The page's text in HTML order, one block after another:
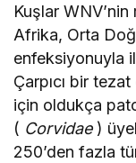
Kuşlar WNV’nin
Afrika, Orta
enfeksiyonuyla
Çarpıcı bir
için oldukça
( Corvidae)
250’den fazla